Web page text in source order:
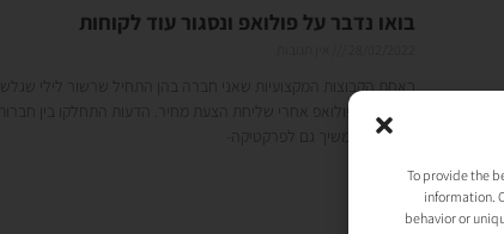
To provide the
information.
behavior or
בואו נדבר על פולואפ ונסגור עוד לקוחות
באחת הקבוצות המקצועיות שאני חברה בהן התחיל שרשור לילי שגלש
לבוקר על פולואפ אחרי שליחת הצעת מחיר. הדעות התחלקו בין חברות
הקבוצה והמשיך גם לפרקטיקה-
קרא עוד »